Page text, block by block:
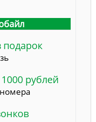
подарок
рублей